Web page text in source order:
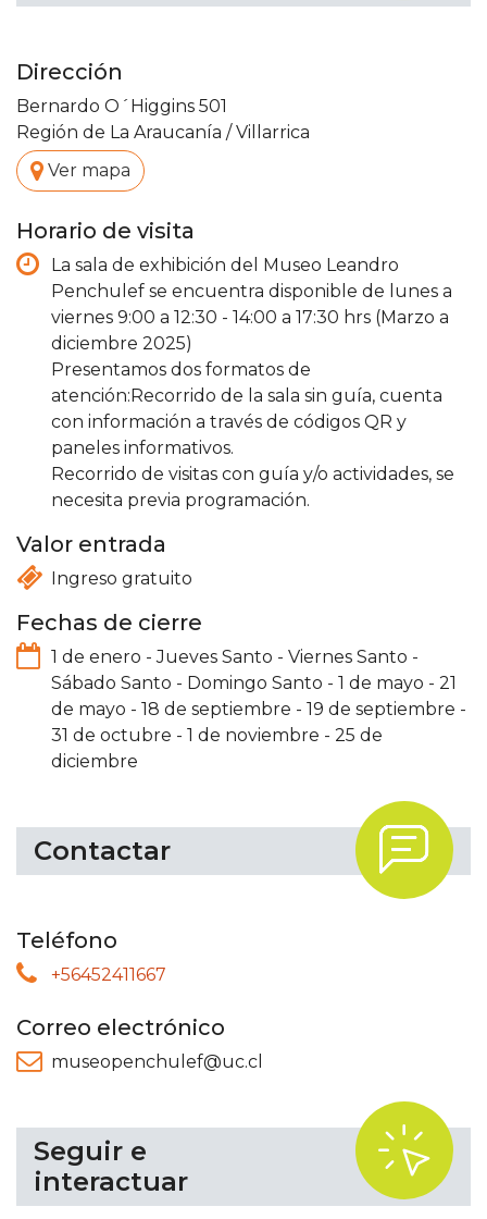
Dirección
Bernardo O´Higgins 501
Región de La Araucanía / Villarrica
. Ver mapa
Horario de visita
La sala de exhibición del Museo Leandro
Penchulef se encuentra disponible de lunes a
viernes 9:00 a 12:30 - 14:00 a 17:30 hrs (Marzo a
diciembre 2025)
Presentamos dos formatos de
atención:Recorrido de la sala sin guía, cuenta
con información a través de códigos QR y
paneles informativos.
Recorrido de visitas con guía y/o actividades, se
necesita previa programación.
Valor entrada
Ingreso gratuito
Fechas de cierre
1 de enero -Jueves Santo - Viernes Santo -
Sábado Santo - Domingo Santo - 1 de mayo - 21
de mayo - 18 de septiembre - 19 de septiembre -
31 de octubre - 1 de noviembre - 25 de
diciembre
Contactar .
Teléfono
+56452411667
Correo electrónico
museopenchulef@uc.cl
Seguir e
interactuar
.